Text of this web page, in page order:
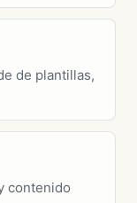
de plantillas,
contenido